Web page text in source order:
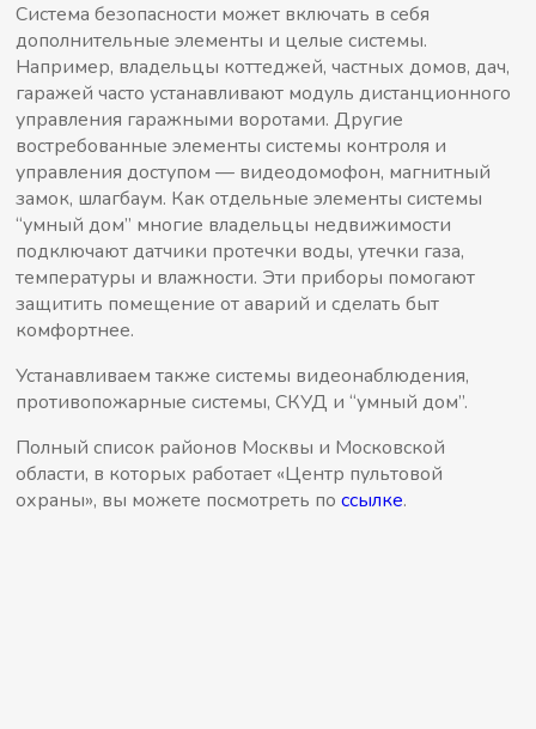
Система безопасности может включать в себя
дополнительные элементы и целые системы.
Например, владельцы коттеджей, частных домов, дач,
гаражей часто устанавливают модуль дистанционного
управления гаражными воротами. Другие
востребованные элементы системы контроля и
управления доступом — видеодомофон, магнитный
замок, шлагбаум. Как отдельные элементы системы
“умный дом” многие владельцы недвижимости
подключают датчики протечки воды, утечки газа,
температуры и влажности. Эти приборы помогают
защитить помещение от аварий и сделать быт
комфортнее.
Устанавливаем также системы видеонаблюдения,
противопожарные системы, СКУД и “умный дом”.
Полный список районов Москвы и Московской
области, в которых работает «Центр пультовой
охраны», вы можете посмотреть поссылке.